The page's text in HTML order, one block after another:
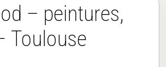
– peintures,
Toulouse